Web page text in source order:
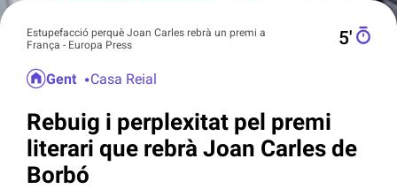
Estupefacció perquè Joan Carles rebrà un premi a
França - Europa Press
5′
Gent Casa Reial
Rebuig i perplexitat pel premi
literari que rebrà Joan Carles de
Borbó